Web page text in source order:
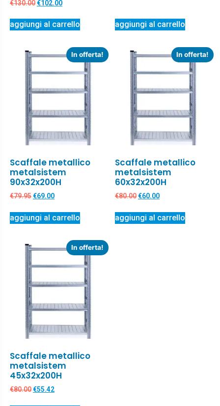
€130.00€102.00
aggiungi al carrello aggiungi al carrello
In offerta!
Scaffale metallico
metalsistem
90x32x200H
€79.95€69.00
aggiungi al carrello
In offerta!
Scaffale metallico
metalsistem
60x32x200H
€80.00€60.00
aggiungi al carrello
In offerta!
Scaffale metallico
metalsistem
45x32x200H
€80.00€55.42